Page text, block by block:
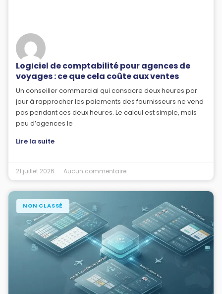
Logiciel de comptabilité pour agences de
voyages : ce que cela coûte aux ventes
Un conseiller commercial qui consacre deux heures par
jour à rapprocher les paiements des fournisseurs ne vend
pas pendant ces deux heures. Le calcul est simple, mais
peu d’agences le
Lire la suite
21 juillet 2026 Aucun commentaire
NON CLASSÉ